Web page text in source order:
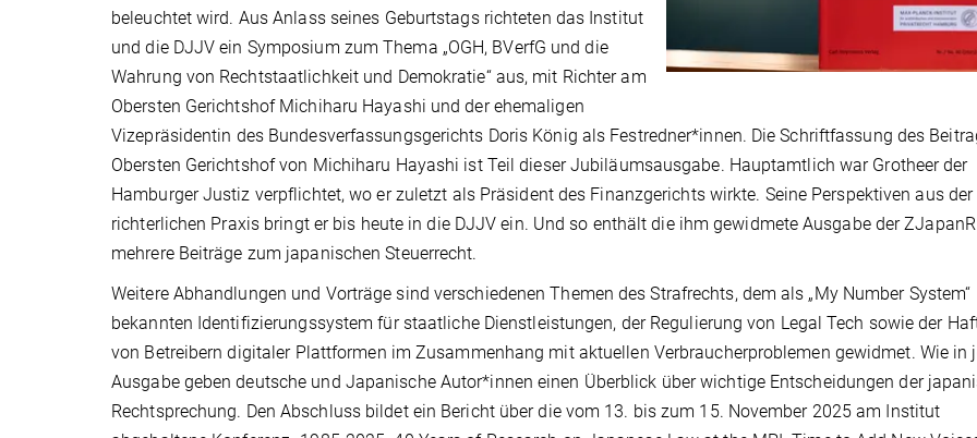
beleuchtet wird. Aus Anlass seines Geburtstags richteten das Institut
und die DJJV ein Symposium zum Thema „OGH, BVerfG und die
Wahrung von Rechtstaatlichkeit und Demokratie“ aus, mit Richter am
Obersten Gerichtshof Michiharu Hayashi und der ehemaligen
Vizepräsidentin des Bundesverfassungsgerichts Doris König als Festredner*innen. Die Schriftfassung des
Obersten Gerichtshof von Michiharu Hayashi ist Teil dieser Jubiläumsausgabe. Hauptamtlich war Grotheer der
Hamburger Justiz verpflichtet, wo er zuletzt als Präsident des Finanzgerichts wirkte. Seine Perspektiven aus der
richterlichen Praxis bringt er bis heute in die DJJV ein. Und so enthält die ihm gewidmete Ausgabe der
mehrere Beiträge zum japanischen Steuerrecht.
Weitere Abhandlungen und Vorträge sind verschiedenen Themen des Strafrechts, dem als „My Number System“
bekannten Identifizierungssystem für staatliche Dienstleistungen, der Regulierung von Legal Tech sowie der
von Betreibern digitaler Plattformen im Zusammenhang mit aktuellen Verbraucherproblemen gewidmet. Wie in
Ausgabe geben deutsche und Japanische Autor*innen einen Überblick über wichtige Entscheidungen der
Rechtsprechung. Den Abschluss bildet ein Bericht über die vom 13. bis zum 15. November 2025 am Institut